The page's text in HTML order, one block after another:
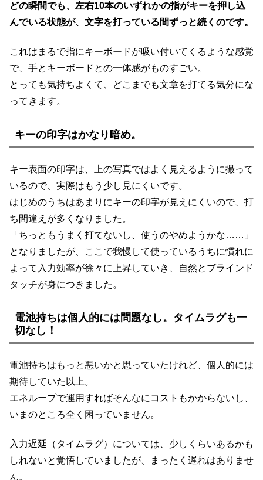
どの瞬間でも、左右10本のいずれかの指がキーを押し込
んでいる状態が、文字を打っている間ずっと続くのです。
これはまるで指にキーボードが吸い付いてくるような感覚
で、手とキーボードとの一体感がものすごい。
とっても気持ちよくて、どこまでも文章を打てる気分にな
ってきます。
キーの印字はかなり暗め。
キー表面の印字は、上の写真ではよく見えるように撮って
いるので、実際はもう少し見にくいです。
はじめのうちはあまりにキーの印字が見えにくいので、打
ち間違えが多くなりました。
「ちっともうまく打てないし、使うのやめようかな……」
となりましたが、ここで我慢して使っているうちに慣れに
よって入力効率が徐々に上昇していき、自然とブラインド
タッチが身につきました。
電池持ちは個人的には問題なし。タイムラグも一
切なし！
電池持ちはもっと悪いかと思っていたけれど、個人的には
期待していた以上。
エネループで運用すればそんなにコストもかからないし、
いまのところ全く困っていません。
入力遅延（タイムラグ）については、少しくらいあるかも
しれないと覚悟していましたが、まったく遅れはありませ
ん。